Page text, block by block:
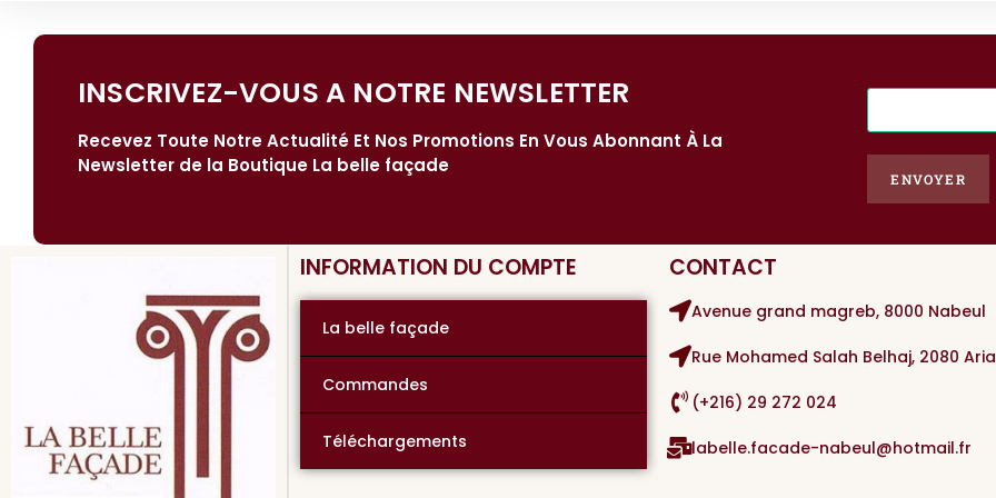
INSCRIVEZ-VOUS A NOTRE NEWSLETTER​
Recevez Toute Notre Actualité Et Nos Promotions En Vous Abonnant À La
Newsletter de la Boutique La belle façade
E
l
ENVOYER
INFORMATION DU COMPTE
La belle façade
Commandes
Téléchargements
CONTACT
Avenue grand magreb, 8000 Nabeul
Rue Mohamed Salah Belhaj, 2080
(+216) 29 272 024
labelle.facade-nabeul@hotmail.fr